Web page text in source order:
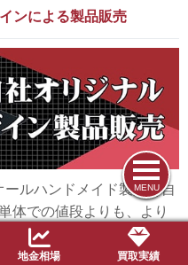
MENU
地金相場 買取実績
ンによる製品販売
ルハンドメイド製品を自
体での値段よりも、より
るようになりました。
の販売を背景に素材の価